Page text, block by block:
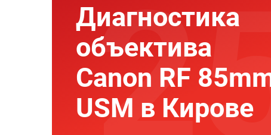
Диагностика
объектива
Canon RF
USM в Кирове